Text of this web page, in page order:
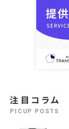
注目コラム
PICUP POSTS